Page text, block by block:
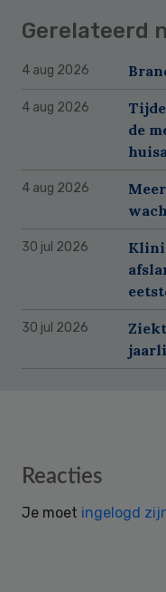
Gerelateerd
4 aug 2026
4 aug 2026
de
4 aug 2026
30 jul 2026
30 jul 2026
Reader
Reacties
Je moet ingelogd